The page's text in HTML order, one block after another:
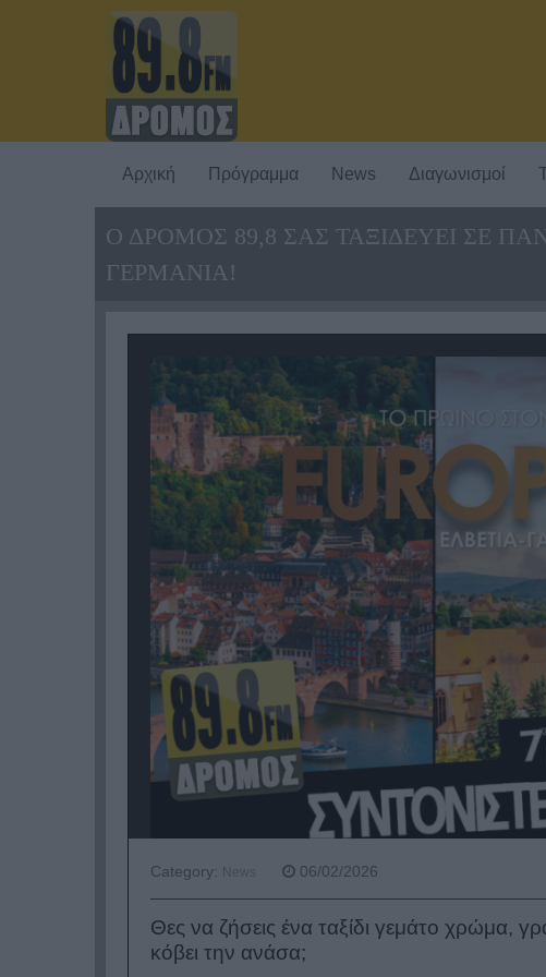
Αρχική Πρόγραμμα News Διαγωνισμοί
Ο ΔΡΟΜΟΣ 89,8 ΣΑΣ ΤΑΞΙΔΕΥΕΙ ΣΕ
ΓΕΡΜΑΝΙΑ!
Category: News 06/02/2026
Θες να ζήσεις ένα ταξίδι γεμάτο χρώμα,
κόβει την ανάσα;